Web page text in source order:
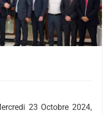
23 Octobre 2024,